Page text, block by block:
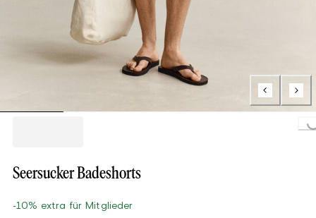
Loading...
Seersucker Badeshorts
-10% extra für Mitglieder